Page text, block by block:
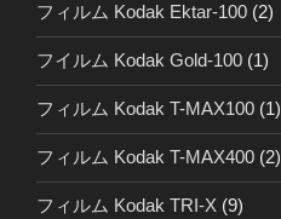
フィルム Kodak Ektar-100 (2)
フイルム Kodak Gold-100 (1)
フィルム Kodak T-MAX100 (1)
フィルム Kodak T-MAX400 (2)
フィルム Kodak TRI-X (9)